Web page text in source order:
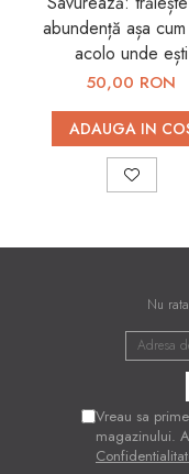
abundență așa
acolo unde ești
50,00 RON
ADAUGA IN
Nu
Vreau sa
magazinului.